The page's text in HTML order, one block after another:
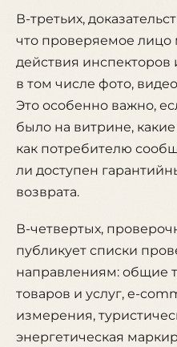
В-третьих,
что проверяемое лицо
действия
в том числе фото,
Это особенно важно,
было на витрине,
как потребителю
ли доступен
возврата.
В-четвертых,
публикует списки
направлениям: общие
товаров и услуг, e-
измерения,
энергетическая